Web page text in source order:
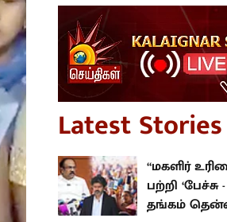
Latest Stories
“மகளிர்
பற்றி
தங்கம்